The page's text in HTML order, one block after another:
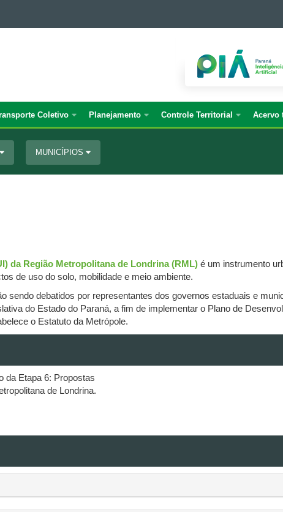
Coletivo Planejamento Controle Territorial Acervo
MUNICÍPIOS
da Região Metropolitana de Londrina (RML) é um instrumento
de uso do solo, mobilidade e meio ambiente.
sendo debatidos por representantes dos governos estaduais e
do Estado do Paraná, a fim de implementar o Plano de
o Estatuto da Metrópole.
da Etapa 6: Propostas
de Londrina.